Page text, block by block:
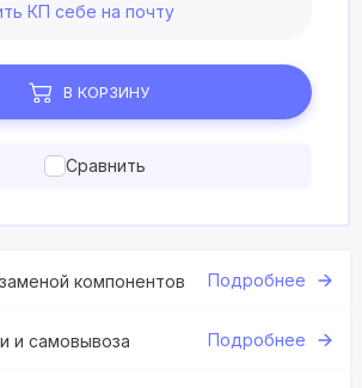
КП себе на почту
В КОРЗИНУ
Сравнить
компонентов Подробнее
и самовывоза Подробнее